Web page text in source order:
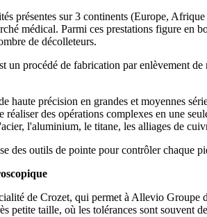
présentes sur 3 continents (Europe,
médical. Parmi ces prestations figure en
de décolleteurs.
un procédé de fabrication par enlèvement
haute précision en grandes et moyennes
des opérations complexes en une
l'aluminium, le titane, les alliages de
des outils de pointe pour contrôler chaque
de Crozet, qui permet à Allevio Groupe
petite taille, où les tolérances sont souvent